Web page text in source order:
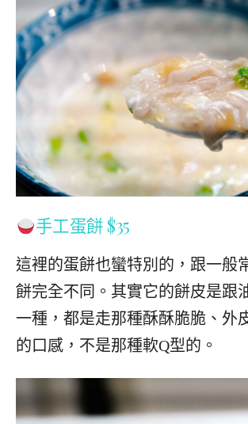
手工蛋餅 $35
這裡的蛋餅也蠻特別的，跟一般
餅完全不同。其實它的餅皮是跟
一種，都是走那種酥酥脆脆、外
的口感，不是那種軟Q型的。